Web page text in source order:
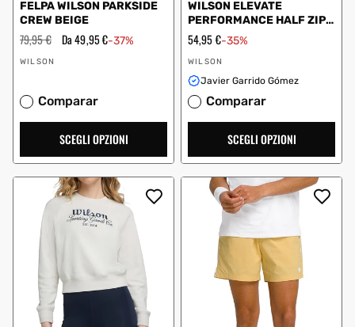
FELPA WILSON PARKSIDE
CREW BEIGE
Prezzo
regolare
79,95 € Prezzo
scontato
Da 49,95 €-37%
Fornitore:
WILSON
Comparar
SCEGLI OPZIONI
WILSON ELEVATE
PERFORMANCE HALF ZIP
BLU NAVY
Prezzo
scontato
54,95 €-35%
Fornitore:
WILSON
Javier Garrido Gómez
Comparar
SCEGLI OPZIONI